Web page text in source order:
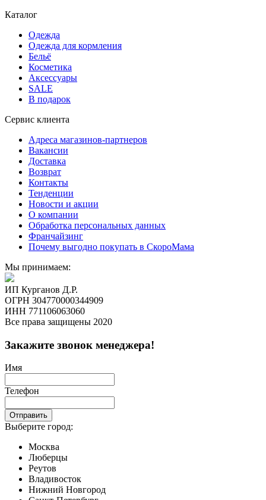
Каталог
Одежда
Одежда для кормления
Бельё
Косметика
Аксессуары
SALE
В подарок
Сервис клиента
Адреса магазинов-партнеров
Вакансии
Доставка
Возврат
Контакты
Тенденции
Новости и акции
О компании
Обработка персональных данных
Франчайзинг
Почему выгодно покупать в СкороМама
Мы принимаем:
ИП Курганов Д.Р.
ОГРН 304770000344909
ИНН 771106063060
Все права защищены 2020
Закажите звонок менеджера!
Имя
Телефон
Отправить
Выберите город:
Москва
Люберцы
Реутов
Владивосток
Нижний Новгород